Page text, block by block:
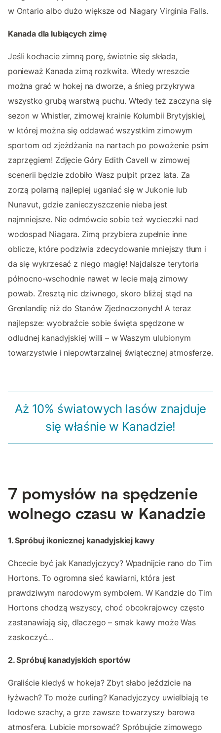
w Ontario albo dużo większe od Niagary Virginia Falls.
Kanada dla lubiących zimę
Jeśli kochacie zimną porę, świetnie się składa,
ponieważ Kanada zimą rozkwita. Wtedy wreszcie
można grać w hokej na dworze, a śnieg przykrywa
wszystko grubą warstwą puchu. Wtedy też zaczyna się
sezon w Whistler, zimowej krainie Kolumbii Brytyjskiej,
w której można się oddawać wszystkim zimowym
sportom od zjeżdżania na nartach po powożenie psim
zaprzęgiem! Zdjęcie Góry Edith Cavell w zimowej
scenerii będzie zdobiło Wasz pulpit przez lata. Za
zorzą polarną najlepiej uganiać się w Jukonie lub
Nunavut, gdzie zanieczyszczenie nieba jest
najmniejsze. Nie odmówcie sobie też wycieczki nad
wodospad Niagara. Zimą przybiera zupełnie inne
oblicze, które podziwia zdecydowanie mniejszy tłum i
da się wykrzesać z niego magię! Najdalsze terytoria
północno-wschodnie nawet w lecie mają zimowy
powab. Zresztą nic dziwnego, skoro bliżej stąd na
Grenlandię niż do Stanów Zjednoczonych! A teraz
najlepsze: wyobraźcie sobie święta spędzone w
odludnej kanadyjskiej willi – w Waszym ulubionym
towarzystwie i niepowtarzalnej świątecznej atmosferze.
Aż 10% światowych lasów znajduje
się właśnie w Kanadzie!
7 pomysłów na spędzenie
wolnego czasu w Kanadzie
1. Spróbuj ikonicznej kanadyjskiej kawy
Chcecie być jak Kanadyjczycy? Wpadnijcie rano do Tim
Hortons. To ogromna sieć kawiarni, która jest
prawdziwym narodowym symbolem. W Kandzie do Tim
Hortons chodzą wszyscy, choć obcokrajowcy często
zastanawiają się, dlaczego – smak kawy może Was
zaskoczyć…
2. Spróbuj kanadyjskich sportów
Graliście kiedyś w hokeja? Zbyt słabo jeździcie na
łyżwach? To może curling? Kanadyjczycy uwielbiają te
lodowe szachy, a grze zawsze towarzyszy barowa
atmosfera. Lubicie morsować? Spróbujcie zimowego